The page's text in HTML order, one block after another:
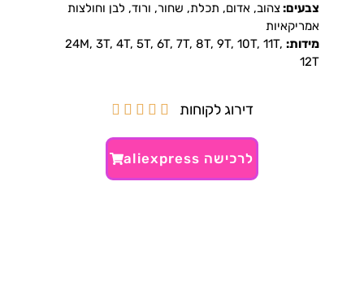
צבעים:צהוב, אדום, תכלת, שחור, ורוד, לבן וחולצות
אמריקאיות
מידות: 24M, 3T, 4T, 5T, 6T, 7T, 8T, 9T, 10T, 11T,
12T
דירוג לקוחות 




לרכישה aliexpress